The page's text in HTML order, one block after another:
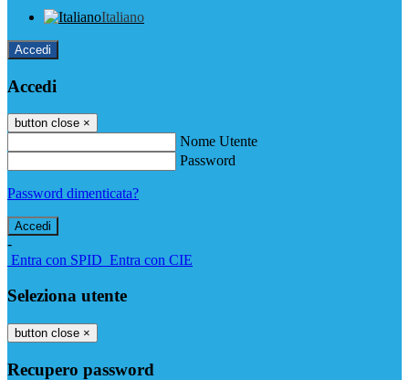
Italiano
Accedi
Accedi
button close ×
Nome Utente
Password
Password dimenticata?
-
Entra con SPID Entra con CIE
Seleziona utente
button close ×
Recupero password